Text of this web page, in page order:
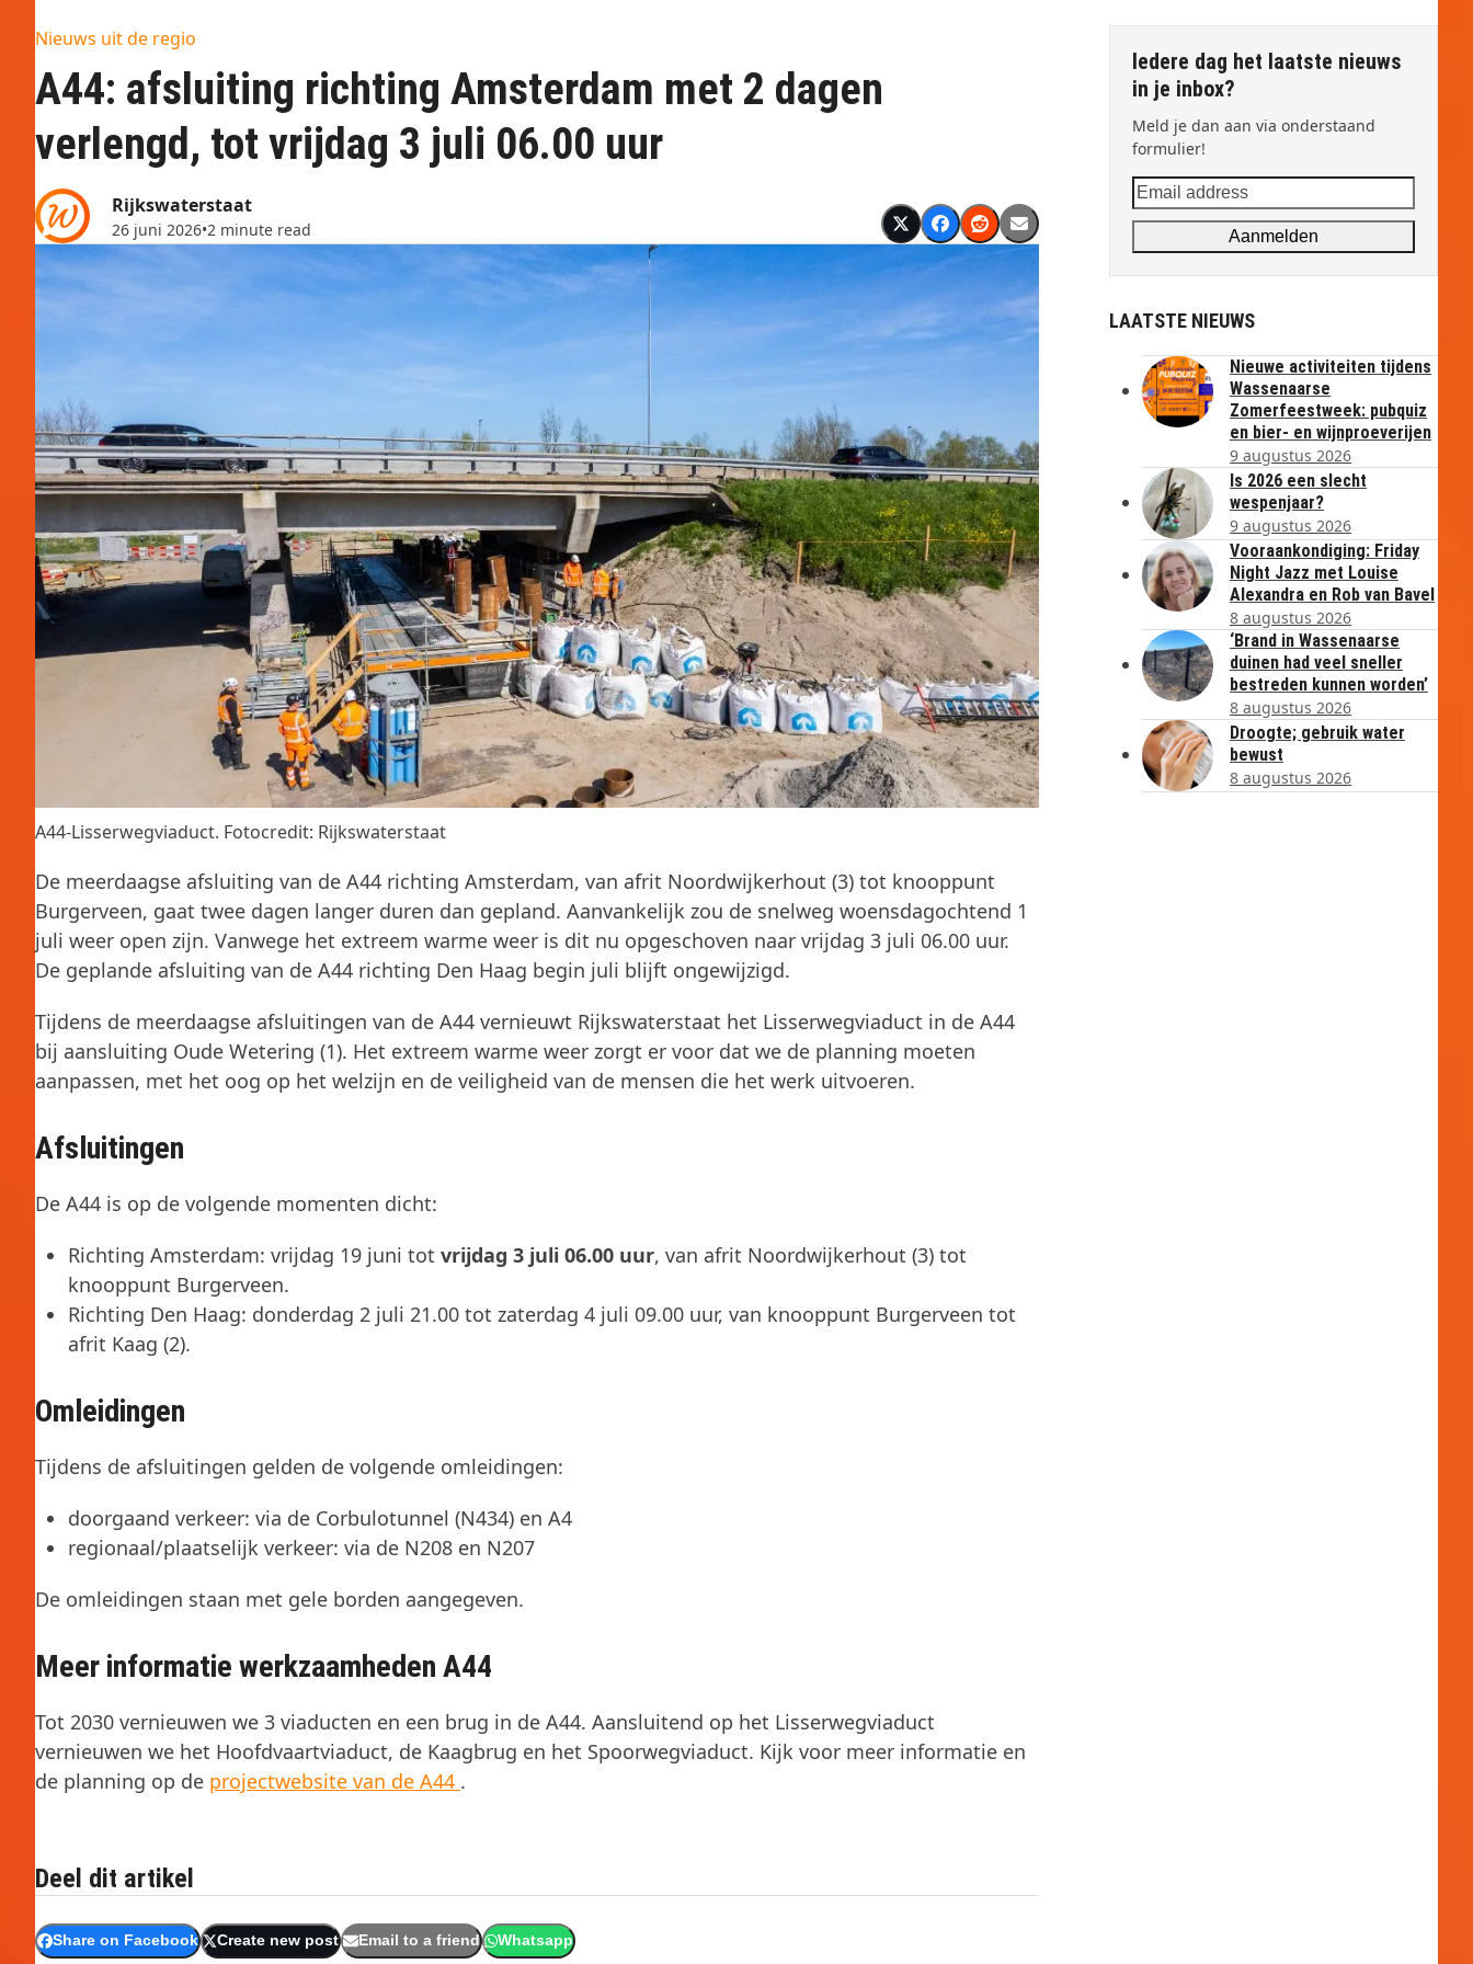
Nieuws uit de regio
A44: afsluiting richting Amsterdam met 2 dagen
verlengd, tot vrijdag 3 juli 06.00 uur
Rijkswaterstaat
26 juni 2026•2 minute read
A44-Lisserwegviaduct. Fotocredit: Rijkswaterstaat
De meerdaagse afsluiting van de A44 richting Amsterdam, van afrit Noordwijkerhout (3) tot knooppunt
Burgerveen, gaat twee dagen langer duren dan gepland. Aanvankelijk zou de snelweg woensdagochtend 1
juli weer open zijn. Vanwege het extreem warme weer is dit nu opgeschoven naar vrijdag 3 juli 06.00 uur.
De geplande afsluiting van de A44 richting Den Haag begin juli blijft ongewijzigd.
Tijdens de meerdaagse afsluitingen van de A44 vernieuwt Rijkswaterstaat het Lisserwegviaduct in de A44
bij aansluiting Oude Wetering (1). Het extreem warme weer zorgt er voor dat we de planning moeten
aanpassen, met het oog op het welzijn en de veiligheid van de mensen die het werk uitvoeren.
Afsluitingen
De A44 is op de volgende momenten dicht:
Richting Amsterdam: vrijdag 19 juni tot vrijdag 3 juli 06.00 uur, van afrit Noordwijkerhout (3) tot
knooppunt Burgerveen.
Richting Den Haag: donderdag 2 juli 21.00 tot zaterdag 4 juli 09.00 uur, van knooppunt Burgerveen tot
afrit Kaag (2).
Omleidingen
Tijdens de afsluitingen gelden de volgende omleidingen:
doorgaand verkeer: via de Corbulotunnel (N434) en A4
regionaal/plaatselijk verkeer: via de N208 en N207
De omleidingen staan met gele borden aangegeven.
Meer informatie werkzaamheden A44
Tot 2030 vernieuwen we 3 viaducten en een brug in de A44. Aansluitend op het Lisserwegviaduct
vernieuwen we het Hoofdvaartviaduct, de Kaagbrug en het Spoorwegviaduct. Kijk voor meer informatie en
de planning op de projectwebsite van de A44 .
Deel dit artikel
Share on Facebook Create new post Email to a friend Whatsapp
Iedere dag het laatste nieuws
in je inbox?
Meld je dan aan via onderstaand
formulier!
Email
address
Aanmelden
LAATSTE NIEUWS
Nieuwe activiteiten tijdens
Wassenaarse
Zomerfeestweek: pubquiz
en bier- en wijnproeverijen
9 augustus 2026
Is 2026 een slecht
wespenjaar?
9 augustus 2026
Vooraankondiging: Friday
Night Jazz met Louise
Alexandra en Rob van Bavel
8 augustus 2026
‘Brand in Wassenaarse
duinen had veel sneller
bestreden kunnen worden’
8 augustus 2026
Droogte; gebruik water
bewust
8 augustus 2026